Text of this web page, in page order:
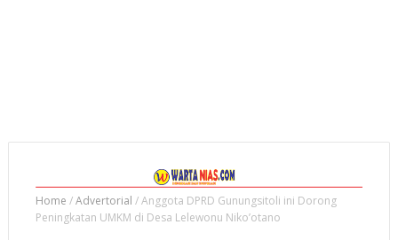
Home /Advertorial /Anggota DPRD Gunungsitoli ini Dorong
Peningkatan UMKM di Desa Lelewonu Niko’otano